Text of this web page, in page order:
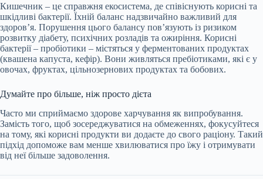
Кишечник – це справжня екосистема, де співіснують корисні та
шкідливі бактерії. Їхній баланс надзвичайно важливий для
здоров’я. Порушення цього балансу пов’язують із ризиком
розвитку діабету, психічних розладів та ожиріння. Корисні
бактерії – пробіотики – містяться у ферментованих продуктах
(квашена капуста, кефір). Вони живляться пребіотиками, які є у
овочах, фруктах, цільнозернових продуктах та бобових.
Думайте про більше, ніж просто дієта
Часто ми сприймаємо здорове харчування як випробування.
Замість того, щоб зосереджуватися на обмеженнях, фокусуйтеся
на тому, які корисні продукти ви додаєте до свого раціону. Такий
підхід допоможе вам менше хвилюватися про їжу і отримувати
від неї більше задоволення.